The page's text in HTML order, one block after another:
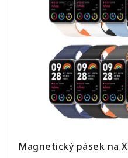
Magnetický pásek na